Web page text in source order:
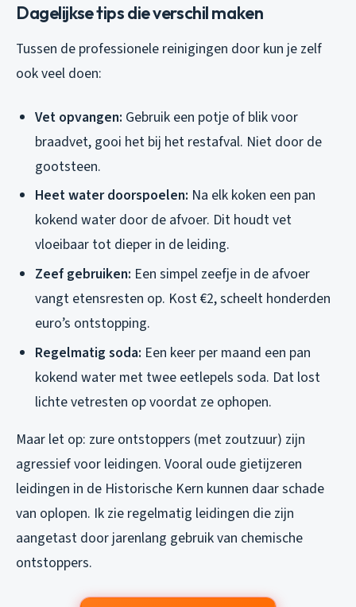
Dagelijkse tips die verschil maken
Tussen de professionele reinigingen door kun je zelf
ook veel doen:
Vet opvangen: Gebruik een potje of blik voor
braadvet, gooi het bij het restafval. Niet door de
gootsteen.
Heet water doorspoelen: Na elk koken een pan
kokend water door de afvoer. Dit houdt vet
vloeibaar tot dieper in de leiding.
Zeef gebruiken: Een simpel zeefje in de afvoer
vangt etensresten op. Kost €2, scheelt honderden
euro’s ontstopping.
Regelmatig soda: Een keer per maand een pan
kokend water met twee eetlepels soda. Dat lost
lichte vetresten op voordat ze ophopen.
Maar let op: zure ontstoppers (met zoutzuur) zijn
agressief voor leidingen. Vooral oude gietijzeren
leidingen in de Historische Kern kunnen daar schade
van oplopen. Ik zie regelmatig leidingen die zijn
aangetast door jarenlang gebruik van chemische
ontstoppers.